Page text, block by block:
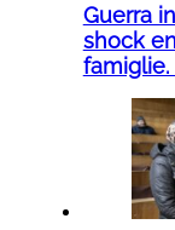
Guerra
shock
famiglie.